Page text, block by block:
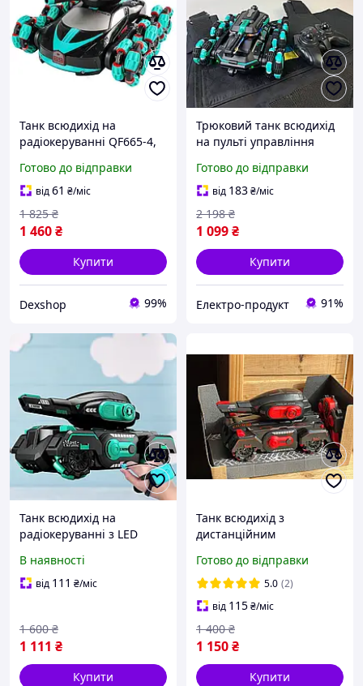
Танк всюдихід на
радіокеруванні QF665-4,
пульті, що стріляє на
пульті керування pro
Готово до відправки
від61 ₴/міс
1 460₴
1 825 ₴
Купити
Dexshop 99%
Трюковий танк всюдихід
на пульті управління
перевертень 360 з
дистанційним
керуванням для дітей
Готово до відправки
від 183₴/міс
1 099₴
2 198 ₴
Купити
Електро-продукт 91%
Танк всюдихід на
радіокеруванні з LED
браслетом для керування
рукою та пультом TK-99
В наявності
від 111 ₴/міс
1 111 ₴
1 600 ₴
Купити
Танк всюдихід з
дистанційним
іграшковий на
радіокеруванні стріляє
орбізами.
Готово до відправки
5.0 (2)
від 115₴/міс
1 150₴
1 400 ₴
Купити